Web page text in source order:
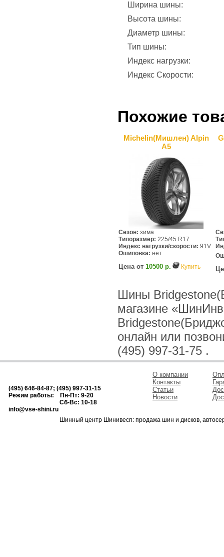
Ширина шины:
Высота шины:
Диаметр шины:
Тип шины:
Индекс нагрузки:
Индекс Скорости:
Похожие
Michelin(Мишлен) Alpin
A5
Сезон: зима
Типоразмер: 225/45 R17
Индекс нагрузки/скорости: 91V
Ошиповка: нет
Цена от 10500 р. Купить
Шины
магазине
онлайн или
(495) 997-31-75 .
(495) 646-84-87; (495) 997-31-15
Режим работы: Пн-Пт: 9-20
Сб-Вс: 10-18
info@vse-shini.ru
О компании
Контакты
Статьи
Новости
Шинный центр Шинивесп: продажа шин и дисков,